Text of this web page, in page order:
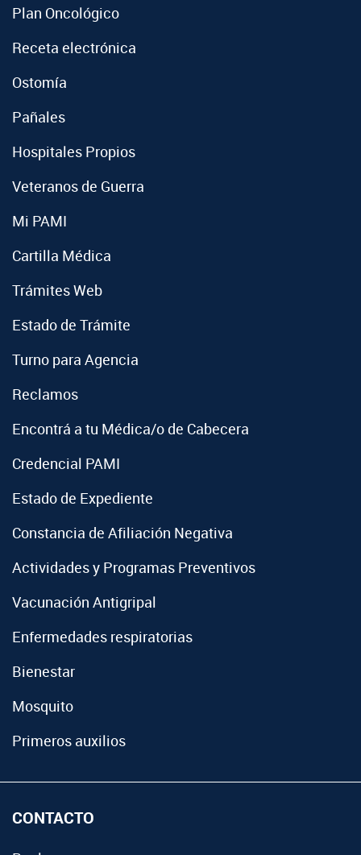
Plan Oncológico
Receta electrónica
Ostomía
Pañales
Hospitales Propios
Veteranos de Guerra
Mi PAMI
Cartilla Médica
Trámites Web
Estado de Trámite
Turno para Agencia
Reclamos
Encontrá a tu Médica/o de Cabecera
Credencial PAMI
Estado de Expediente
Constancia de Afiliación Negativa
Actividades y Programas Preventivos
Vacunación Antigripal
Enfermedades respiratorias
Bienestar
Mosquito
Primeros auxilios
CONTACTO